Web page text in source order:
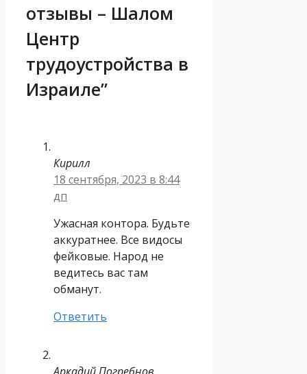
отзывы – Шалом
Центр
трудоустройства в
Израиле”
Кирилл
18 сентября, 2023 в 8:44
дп
Ужасная контора. Будьте
аккуратнее. Все видосы
фейковые. Народ не
ведитесь вас там
обманут.
Ответить